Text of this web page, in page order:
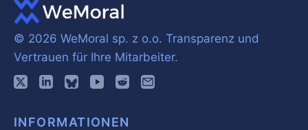
© 2026 WeMoral sp. z o.o. Transparenz und
Vertrauen für Ihre Mitarbeiter.
INFORMATIONEN